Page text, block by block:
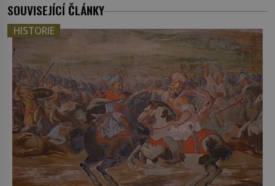
SOUVISEJÍCÍ ČLÁNKY
HISTORIE